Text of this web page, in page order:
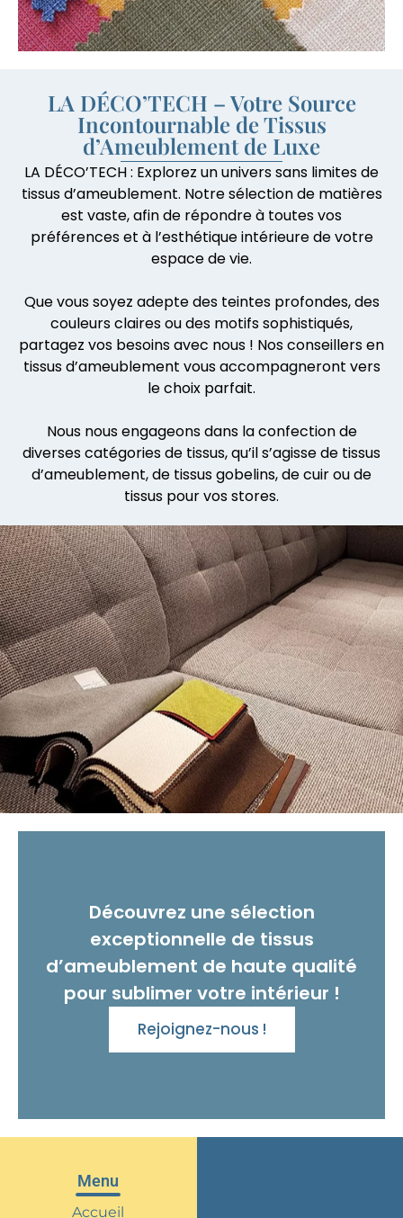
LA DÉCO’TECH – Votre Source
Incontournable de Tissus
d’Ameublement de Luxe
LA DÉCO’TECH : Explorez un univers sans limites de
tissus d’ameublement. Notre sélection de matières
est vaste, afin de répondre à toutes vos
préférences et à l’esthétique intérieure de votre
espace de vie.
Que vous soyez adepte des teintes profondes, des
couleurs claires ou des motifs sophistiqués,
partagez vos besoins avec nous ! Nos conseillers en
tissus d’ameublement vous accompagneront vers
le choix parfait.
Nous nous engageons dans la confection de
diverses catégories de tissus, qu’il s’agisse de tissus
d’ameublement, de tissus gobelins, de cuir ou de
tissus pour vos stores.
Découvrez une sélection
exceptionnelle de tissus
d’ameublement de haute qualité
pour sublimer votre intérieur !
Rejoignez-nous !
Menu
Accueil